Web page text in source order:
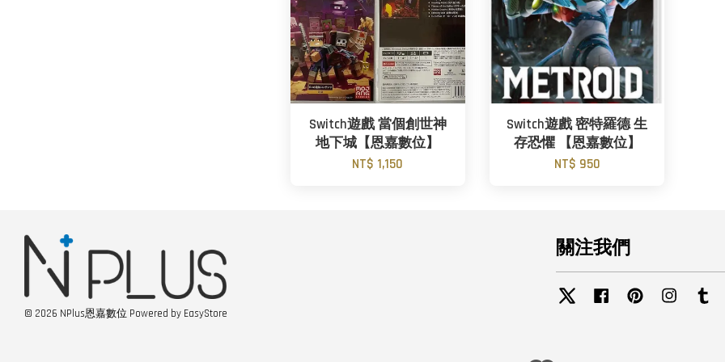
Switch遊戲 當個創世神
地下城【恩嘉數位】
NT$ 1,150
Switch遊戲 密特羅德 生
存恐懼 【恩嘉數位】
NT$ 950
© 2026 NPlus恩嘉數位 Powered by EasyStore
關注我們
Twitter Facebook Pinterest Instagram